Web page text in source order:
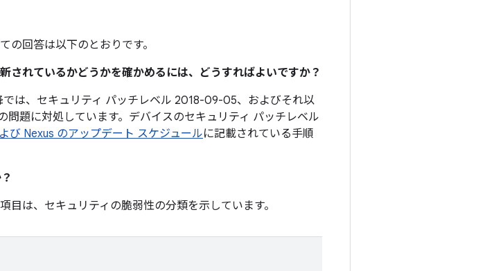
の回答は以下のとおりです。
されているかどうかを確かめるには、どうすればよいですか？
は、セキュリティ パッチレベル 2018-09-05、およびそれ以
問題に対処しています。デバイスのセキュリティ パッチレベル
び Nexus のアップデート スケジュールに記載されている手順
目は、セキュリティの脆弱性の分類を示しています。